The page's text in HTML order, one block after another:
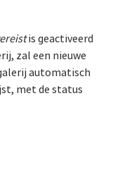
is geactiveerd
zal een nieuwe
automatisch
met de status